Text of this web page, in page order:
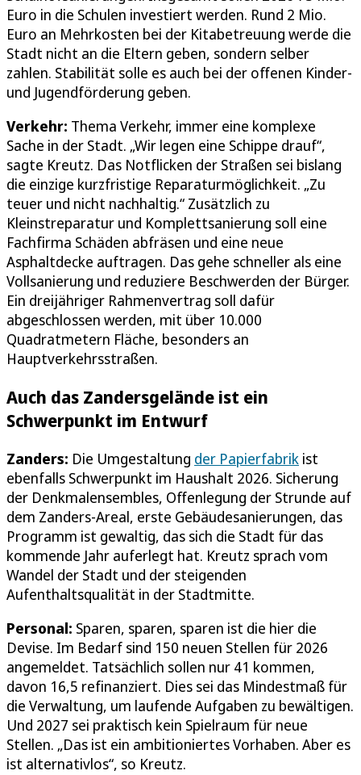
Euro in die Schulen investiert werden. Rund 2 Mio.
Euro an Mehrkosten bei der Kitabetreuung werde die
Stadt nicht an die Eltern geben, sondern selber
zahlen. Stabilität solle es auch bei der offenen Kinder-
und Jugendförderung geben.
Verkehr: Thema Verkehr, immer eine komplexe
Sache in der Stadt. „Wir legen eine Schippe drauf“,
sagte Kreutz. Das Notflicken der Straßen sei bislang
die einzige kurzfristige Reparaturmöglichkeit. „Zu
teuer und nicht nachhaltig.“ Zusätzlich zu
Kleinstreparatur und Komplettsanierung soll eine
Fachfirma Schäden abfräsen und eine neue
Asphaltdecke auftragen. Das gehe schneller als eine
Vollsanierung und reduziere Beschwerden der Bürger.
Ein dreijähriger Rahmenvertrag soll dafür
abgeschlossen werden, mit über 10.000
Quadratmetern Fläche, besonders an
Hauptverkehrsstraßen.
Auch das Zandersgelände ist ein
Schwerpunkt im Entwurf
Zanders: Die Umgestaltung der Papierfabrik ist
ebenfalls Schwerpunkt im Haushalt 2026. Sicherung
der Denkmalensembles, Offenlegung der Strunde auf
dem Zanders-Areal, erste Gebäudesanierungen, das
Programm ist gewaltig, das sich die Stadt für das
kommende Jahr auferlegt hat. Kreutz sprach vom
Wandel der Stadt und der steigenden
Aufenthaltsqualität in der Stadtmitte.
Personal: Sparen, sparen, sparen ist die hier die
Devise. Im Bedarf sind 150 neuen Stellen für 2026
angemeldet. Tatsächlich sollen nur 41 kommen,
davon 16,5 refinanziert. Dies sei das Mindestmaß für
die Verwaltung, um laufende Aufgaben zu bewältigen.
Und 2027 sei praktisch kein Spielraum für neue
Stellen. „Das ist ein ambitioniertes Vorhaben. Aber es
ist alternativlos“, so Kreutz.